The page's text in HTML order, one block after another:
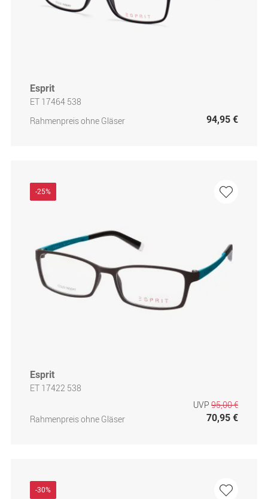
Esprit
ET 17464 538
Rahmenpreis ohne Gläser
94,95 €
-25%
Esprit
ET 17422 538
Rahmenpreis ohne Gläser
UVP 95,00 €
70,95 €
-30%